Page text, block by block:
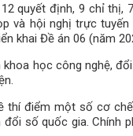
quyết định, 9 chỉ
và hội nghị trực
khai Đề án 06 (năm
khoa học công nghệ,
thí điểm một số cơ
số quốc gia. Chính